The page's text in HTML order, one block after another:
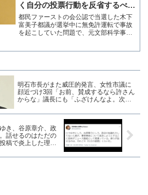
く自分の投票行動を反省するべ
き」発覚が投票後なんですが
都民ファーストの会公認で当選した木下
富美子都議が選挙中に無免許運転で事故
を起こしていた問題で、元文部科学事務
明石市長がまた威圧的発言、女性市議に
顔近づけ3回「お前、賛成するなら許さん
からな」議長にも「ふざけんなよ。次の
き、谷原章介、政
話せるのはただの
稿で炎上した理由